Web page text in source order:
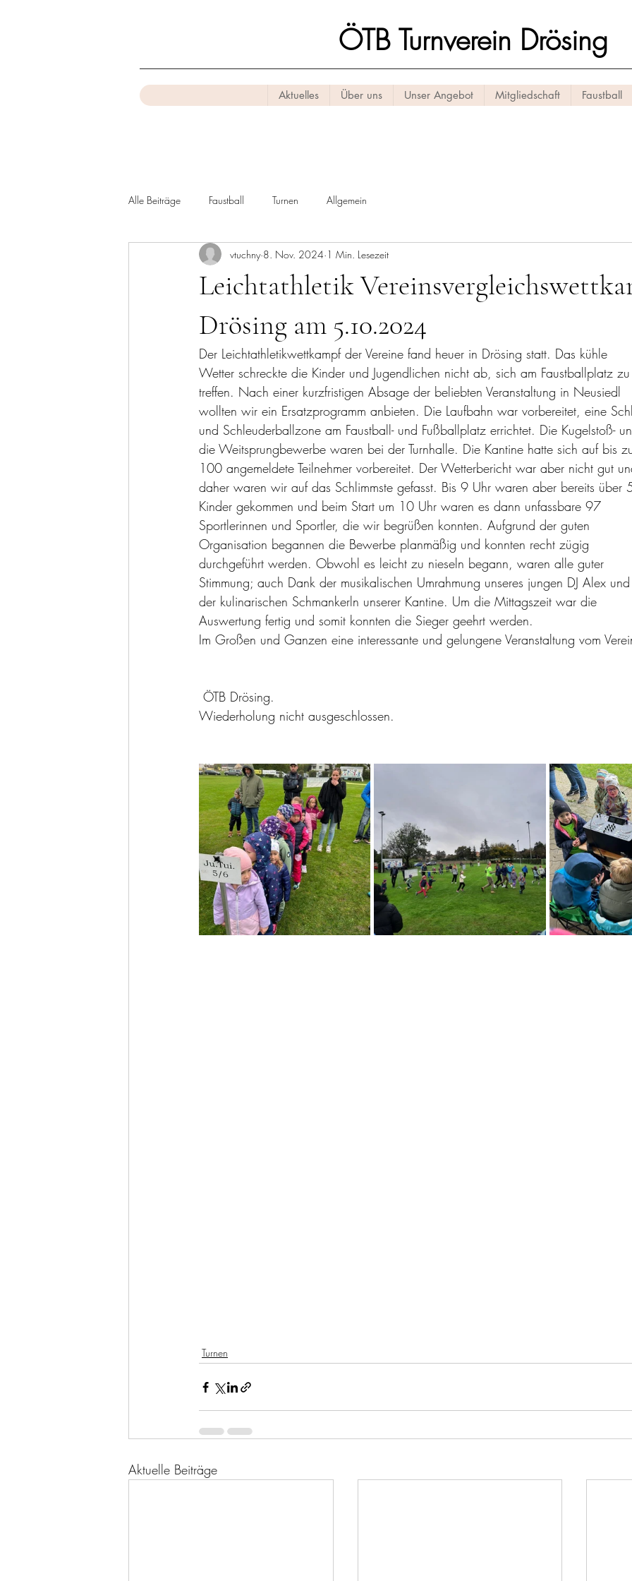
ÖTB Turnverein Drösing
Aktuelles Über uns Unser Angebot Mitgliedschaft Faustball
Alle Beiträge Faustball Turnen Allgemein
Leichtathletik
Drösing am 5.10.2024
vtuchny 8. Nov. 2024 1 Min. Lesezeit
Der Leichtathletikwettkampf der Vereine fand heuer in Drösing statt. Das kühle
Wetter schreckte die Kinder und Jugendlichen nicht ab, sich am Faustballplatz zu
treffen. Nach einer kurzfristigen Absage der beliebten Veranstaltung in Neusiedl
wollten wir ein Ersatzprogramm anbieten. Die Laufbahn war vorbereitet, eine
und Schleuderballzone am Faustball- und Fußballplatz errichtet. Die Kugelstoß-
die Weitsprungbewerbe waren bei der Turnhalle. Die Kantine hatte sich auf bis
100 angemeldete Teilnehmer vorbereitet. Der Wetterbericht war aber nicht gut
daher waren wir auf das Schlimmste gefasst. Bis 9 Uhr waren aber bereits über
Kinder gekommen und beim Start um 10 Uhr waren es dann unfassbare 97
Sportlerinnen und Sportler, die wir begrüßen konnten. Aufgrund der guten
Organisation begannen die Bewerbe planmäßig und konnten recht zügig
durchgeführt werden. Obwohl es leicht zu nieseln begann, waren alle guter
Stimmung; auch Dank der musikalischen Umrahmung unseres jungen DJ Alex und
der kulinarischen Schmankerln unserer Kantine. Um die Mittagszeit war die
Auswertung fertig und somit konnten die Sieger geehrt werden.
Im Großen und Ganzen eine interessante und gelungene Veranstaltung vom
ÖTB Drösing.
Wiederholung nicht ausgeschlossen.
Turnen
Aktuelle Beiträge